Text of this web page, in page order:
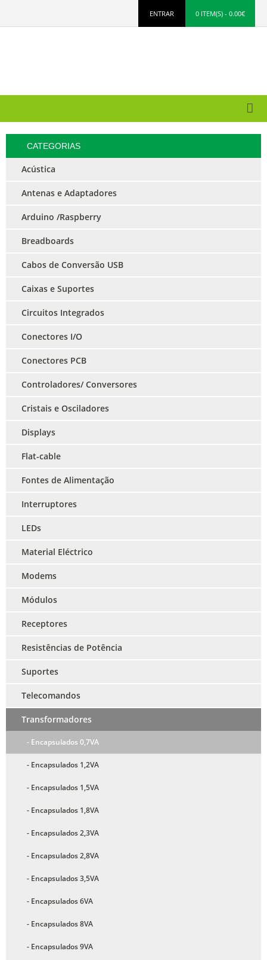
ENTRAR 0 ITEM(S) - 0.00€
CATEGORIAS
Acústica
Antenas e Adaptadores
Arduino /Raspberry
Breadboards
Cabos de Conversão USB
Caixas e Suportes
Circuitos Integrados
Conectores I/O
Conectores PCB
Controladores/ Conversores
Cristais e Osciladores
Displays
Flat-cable
Fontes de Alimentação
Interruptores
LEDs
Material Eléctrico
Modems
Módulos
Receptores
Resistências de Potência
Suportes
Telecomandos
Transformadores
- Encapsulados 0,7VA
- Encapsulados 1,2VA
- Encapsulados 1,5VA
- Encapsulados 1,8VA
- Encapsulados 2,3VA
- Encapsulados 2,8VA
- Encapsulados 3,5VA
- Encapsulados 6VA
- Encapsulados 8VA
- Encapsulados 9VA